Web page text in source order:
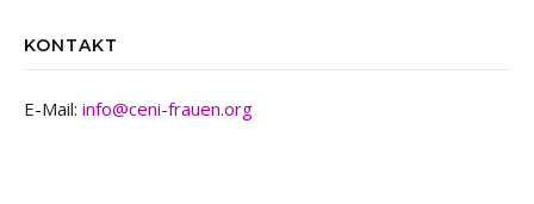
KONTAKT
E-Mail: info@ceni-frauen.org